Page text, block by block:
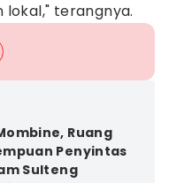
terangnya.
Ruang
Penyintas
Sulteng